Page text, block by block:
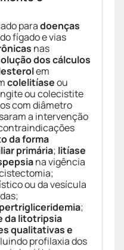
paradoenças
fígado e vias
nas
dos cálculos
em
colelitíaseou
ou colecistite
com diâmetro
a intervenção
da forma
primária; litíase
na vigência
ou da vesícula
;
da litotripsia
qualitativas e
profilaxia dos